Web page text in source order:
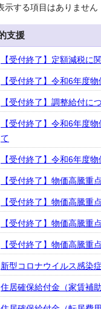
示する項目はありません
支援
【受付終了】定額減税に
【受付終了】令和6年度
【受付終了】調整給付に
【受付終了】令和6年度
て
【受付終了】令和6年度
【受付終了】物価高騰重
【受付終了】物価高騰重
【受付終了】物価高騰重
【受付終了】物価高騰重
新型コロナウイルス感染
住居確保給付金（家賃補